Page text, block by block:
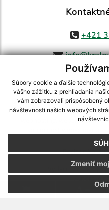
Súbory cookie a ďalšie
vášho zážitku z prehliadania
vám zobrazovali prispôsobený
návštevnosti našich webových
Zmeniť
+421
využite možnosť získavania
CMS systém (redakčný) systém
webex.digital,
Posledná
Vytlačiť stránku|